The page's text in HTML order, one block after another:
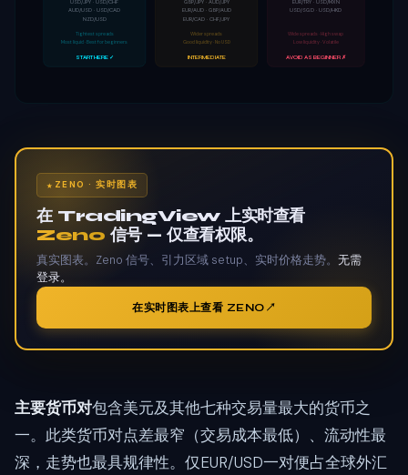
AUD/USD · USD/CAD
NZD/USD
Tightest spreads
Most liquid · Best for beginners
START HERE ✓
EUR/AUD · GBP/AUD
EUR/CAD · CHF/JPY
Wider spreads
Good liquidity · No USD
INTERMEDIATE
USD/SGD · USD/HKD
Wide spreads · High swap
Low liquidity · Volatile
AVOID AS BEGINNER ✗
ZENO · 实时图表
在 TradingView 上实时查看
Zeno 信号 — 仅查看权限。
真实图表。Zeno 信号、引力区域 setup、实时价格走势。 无需
登录。
在实时图表上查看 ZENO
主要货币对包含美元及其他七种交易量最大的货币之
一。此类货币对点差最窄（交易成本最低）、流动性最
深，走势也最具规律性。仅EUR/USD一对便占全球外汇